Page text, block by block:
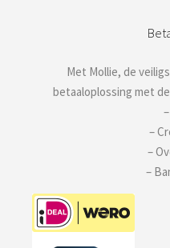
Met Mollie, de
betaaloplossing met
–
–
–